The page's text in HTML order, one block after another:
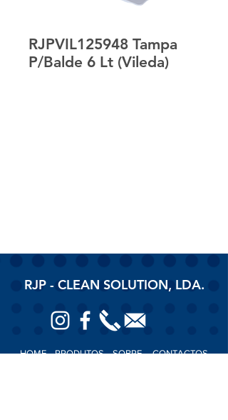
RJPVIL125948 Tampa
P/Balde 6 Lt (Vileda)
RJP - CLEAN SOLUTION, LDA.
HOMEPRODUTOSSOBRE CONTACTOS